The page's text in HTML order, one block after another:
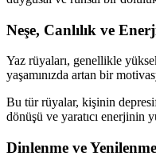
Neşe, Canlılık ve
Yaz rüyaları, genellikle
yaşamınızda artan bir
Bu tür rüyalar, kişinin
dönüşü ve yaratıcı enerjinin
Dinlenme ve